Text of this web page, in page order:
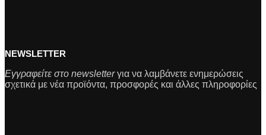
NEWSLETTER
Εγγραφείτε στο newsletterγια να λαμβάνετε ενημερώσεις
σχετικά με νέα προϊόντα, προσφορές και άλλες πληροφορίες